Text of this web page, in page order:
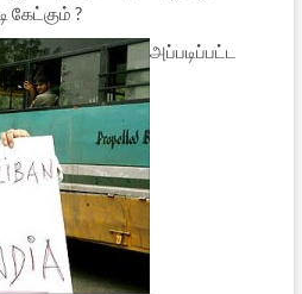
கேட்கும் ?
அப்படிப்பட்ட